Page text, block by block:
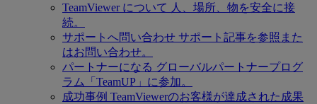
TeamViewer について 人、場所、物を安全に接
続。
サポートへ問い合わせ サポート記事を参照また
はお問い合わせ。
パートナーになる グローバルパートナープログ
ラム「TeamUP」に参加。
成功事例 TeamViewerのお客様が達成された成果